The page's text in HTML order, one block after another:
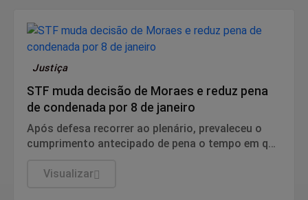
Justiça
STF muda decisão de Moraes e reduz pena
de condenada por 8 de janeiro
Após defesa recorrer ao plenário, prevaleceu o
cumprimento antecipado de pena o tempo em que
recolhimento noturno.
Visualizar